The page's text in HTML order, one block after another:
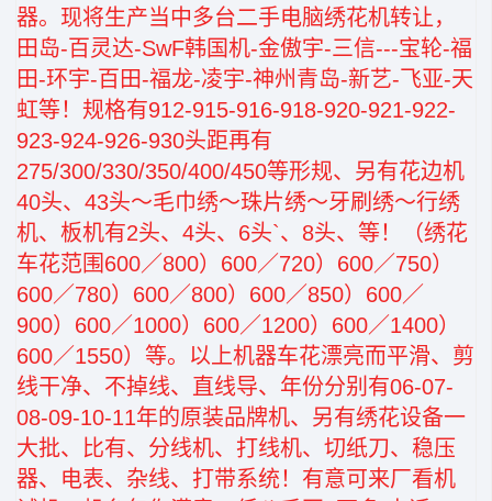
器。现将生产当中多台二手电脑绣花机转让，
田岛-百灵达-SwF韩国机-金傲宇-三信---宝轮-福
田-环宇-百田-福龙-凌宇-神州青岛-新艺-飞亚-天
虹等！规格有912-915-916-918-920-921-922-
923-924-926-930头距再有
275/300/330/350/400/450等形规、另有花边机
40头、43头～毛巾绣～珠片绣～牙刷绣～行绣
机、板机有2头、4头、6头`、8头、等！（绣花
车花范围600／800）600／720）600／750）
600／780）600／800）600／850）600／
900）600／1000）600／1200）600／1400）
600／1550）等。以上机器车花漂亮而平滑、剪
线干净、不掉线、直线导、年份分别有06-07-
08-09-10-11年的原装品牌机、另有绣花设备一
大批、比有、分线机、打线机、切纸刀、稳压
器、电表、杂线、打带系统！有意可来厂看机